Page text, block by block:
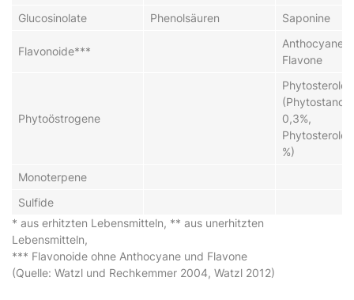
Glucosinolate
Phenolsäuren Saponine
Flavonoide***
Anthocyane
Flavone
Phytoöstrogene
Phytosterole
0,3%,
Phytosterole
%)
Monoterpene
Sulfide
* aus erhitzten Lebensmitteln, ** aus unerhitzten
Lebensmitteln,
*** Flavonoide ohne Anthocyane und Flavone
(Quelle: Watzl und Rechkemmer 2004, Watzl 2012)